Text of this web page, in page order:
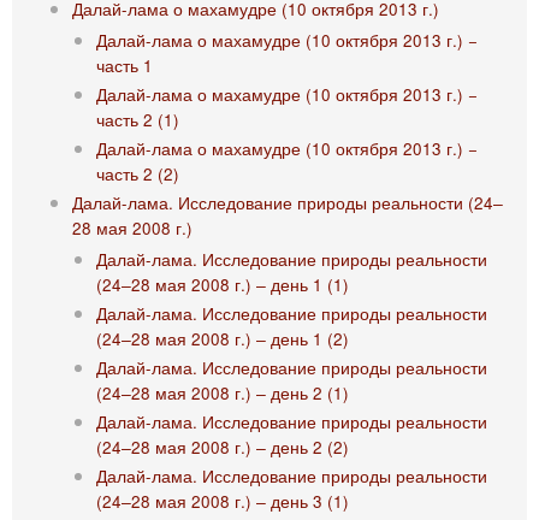
Далай-лама о махамудре (10 октября 2013 г.)
Далай-лама о махамудре (10 октября 2013 г.) −
часть 1
Далай-лама о махамудре (10 октября 2013 г.) −
часть 2 (1)
Далай-лама о махамудре (10 октября 2013 г.) −
часть 2 (2)
Далай-лама. Исследование природы реальности (24‒
28 мая 2008 г.)
Далай-лама. Исследование природы реальности
(24‒28 мая 2008 г.) ‒ день 1 (1)
Далай-лама. Исследование природы реальности
(24‒28 мая 2008 г.) ‒ день 1 (2)
Далай-лама. Исследование природы реальности
(24‒28 мая 2008 г.) ‒ день 2 (1)
Далай-лама. Исследование природы реальности
(24‒28 мая 2008 г.) ‒ день 2 (2)
Далай-лама. Исследование природы реальности
(24‒28 мая 2008 г.) ‒ день 3 (1)